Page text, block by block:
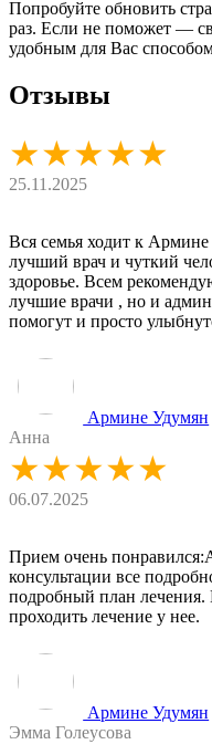
Попробуйте обновить
раз. Если не поможет —
удобным для Вас
Отзывы
★★★★★
25.11.2025
Вся семья ходит к
лучший врач и чуткий
здоровье. Всем
лучшие врачи , но и
помогут и просто
Армине Удумян
Анна
★★★★★
06.07.2025
Прием очень
консультации все
подробный план лечения.
проходить лечение у нее.
Армине Удумян
Эмма Голеусова